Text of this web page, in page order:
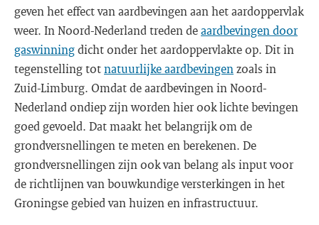
geven het effect van aardbevingen aan het aardoppervlak
weer. In Noord-Nederland treden deaardbevingen door
gaswinningdicht onder het aardoppervlakte op. Dit in
tegenstelling totnatuurlijke aardbevingen zoals in
Zuid-Limburg. Omdat de aardbevingen in Noord-
Nederland ondiep zijn worden hier ook lichte bevingen
goed gevoeld. Dat maakt het belangrijk om de
grondversnellingen te meten en berekenen. De
grondversnellingen zijn ook van belang als input voor
de richtlijnen van bouwkundige versterkingen in het
Groningse gebied van huizen en infrastructuur.